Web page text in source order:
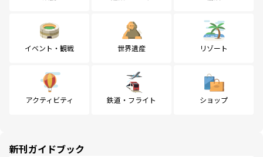
イベント・観戦 世界遺産 リゾート
アクティビティ 鉄道・フライト ショップ
新刊ガイドブック